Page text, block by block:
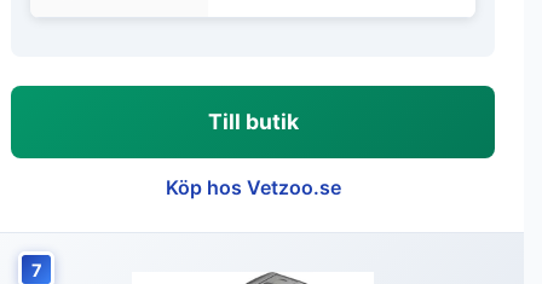
Till butik
Köp hos Vetzoo.se
7